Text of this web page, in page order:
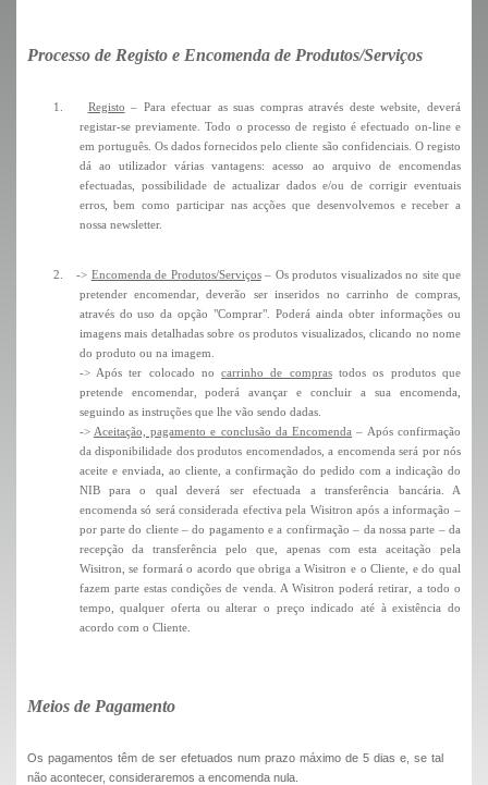
Processo de Registo e Encomenda de Produtos/Serviços
1. Registo – Para efectuar as suas compras através deste website, deverá
registar-se previamente. Todo o processo de registo é efectuado on-line e
em português. Os dados fornecidos pelo cliente são confidenciais. O registo
dá ao utilizador várias vantagens: acesso ao arquivo de encomendas
efectuadas, possibilidade de actualizar dados e/ou de corrigir eventuais
erros, bem como participar nas acções que desenvolvemos e receber a
nossa newsletter.
2. -> Encomenda de Produtos/Serviços– Os produtos visualizados no site que
pretender encomendar, deverão ser inseridos no carrinho de compras,
através do uso da opção "Comprar". Poderá ainda obter informações ou
imagens mais detalhadas sobre os produtos visualizados, clicando no nome
do produto ou na imagem.
-> Após ter colocado nocarrinho de comprastodos os produtos que
pretende encomendar, poderá avançar e concluir a sua encomenda,
seguindo as instruções que lhe vão sendo dadas.
-> Aceitação, pagamento e conclusão da Encomenda – Após confirmação
da disponibilidade dos produtos encomendados, a encomenda será por nós
aceite e enviada, ao cliente, a confirmação do pedido com a indicação do
NIB para o qual deverá ser efectuada a transferência bancária. A
encomenda só será considerada efectiva pela Wisitron após a informação –
por parte do cliente – do pagamento e a confirmação – da nossa parte – da
recepção da transferência pelo que, apenas com esta aceitação pela
Wisitron, se formará o acordo que obriga a Wisitron e o Cliente, e do qual
fazem parte estas condições de venda. A Wisitron poderá retirar, a todo o
tempo, qualquer oferta ou alterar o preço indicado até à existência do
acordo com o Cliente.
Meios de Pagamento
Os pagamentos têm de ser efetuados num prazo máximo de 5 dias e, se tal
não acontecer, consideraremos a encomenda nula.